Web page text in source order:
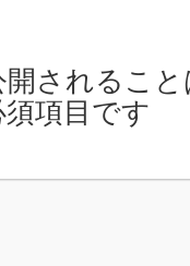
されるこ
項目です